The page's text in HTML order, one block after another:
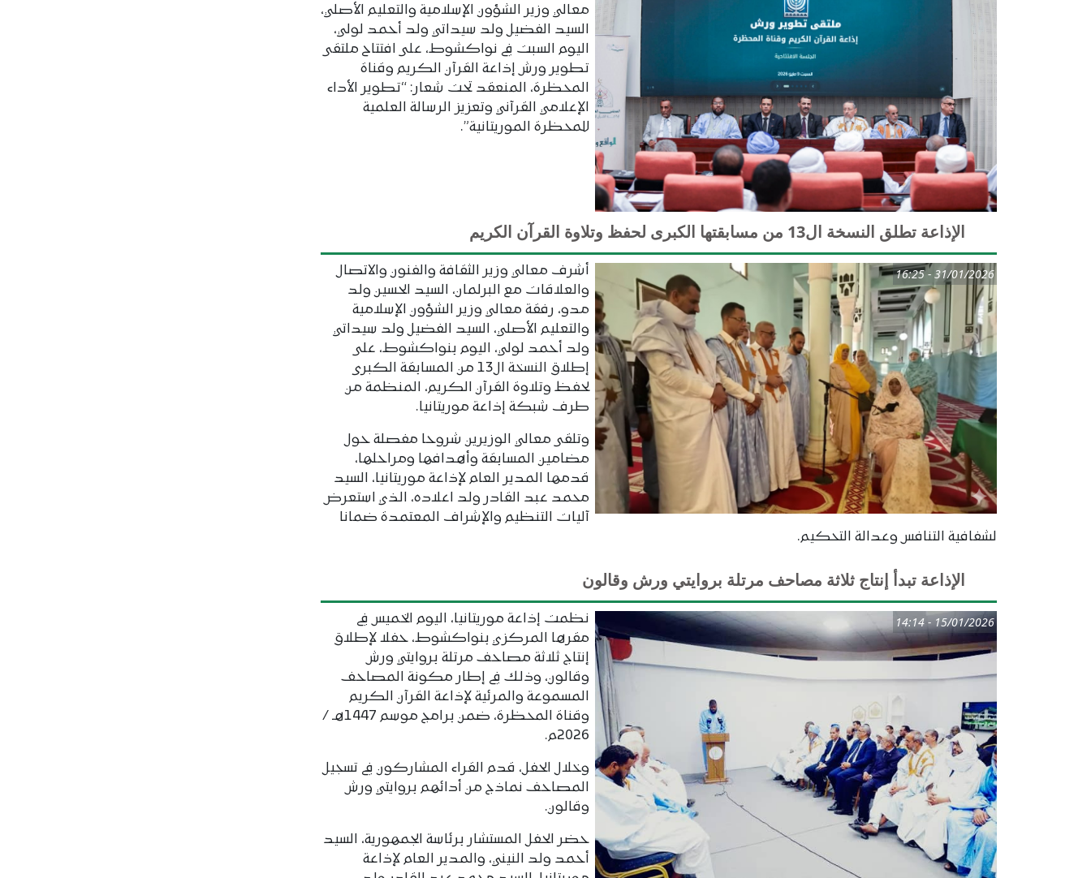
معالي وزير الشؤون الإسلامية والتعليم الأصلي،
السيد الفضيل ولد سيداتي ولد أحمد لولي،
اليوم السبت في نواكشوط، على افتتاح ملتقى
تطوير ورش إذاعة القرآن الكريم وقناة
المحظرة، المنعقد تحت شعار: “تطوير الأداء
الإعلامي القرآني وتعزيز الرسالة العلمية
للمحظرة الموريتانية”.
الإذاعة تطلق النسخة ال13 من مسابقتها الكبرى لحفظ وتلاوة القرآن الكريم
31/01/2026 - 16:25
أشرف معالي وزير الثقافة والفنون والاتصال
والعلاقات مع البرلمان، السيد الحسين ولد
مدو، رفقة معالي وزير الشؤون الإسلامية
والتعليم الأصلي، السيد الفضيل ولد سيداتي
ولد أحمد لولي، اليوم بنواكشوط، على
إطلاق النسخة ال13 من المسابقة الكبرى
لحفظ وتلاوة القرآن الكريم، المنظمة من
طرف شبكة إذاعة موريتانيا.
وتلقى معالي الوزيرين شروحا مفصلة حول
مضامين المسابقة وأهدافها ومراحلها،
قدمها المدير العام لإذاعة موريتانيا، السيد
محمد عبد القادر ولد اعلاده، الذي استعرض
آليات التنظيم والإشراف المعتمدة ضمانا
لشفافية التنافس وعدالة التحكيم.
الإذاعة تبدأ إنتاج ثلاثة مصاحف مرتلة بروايتي ورش وقالون
15/01/2026 - 14:14
نظمت إذاعة موريتانيا، اليوم الخميس في
مقرها المركزي بنواكشوط، حفلا لإطلاق
إنتاج ثلاثة مصاحف مرتلة بروايتي ورش
وقالون، وذلك في إطار مكونة المصاحف
المسموعة والمرئية لإذاعة القرآن الكريم
وقناة المحظرة، ضمن برامج موسم 1447هـ /
2026م.
وخلال الحفل، قدم القراء المشاركون في تسجيل
المصاحف نماذج من أدائهم بروايتي ورش
وقالون.
حضر الحفل المستشار برئاسة الجمهورية، السيد
أحمد ولد النيني، والمدير العام لإذاعة